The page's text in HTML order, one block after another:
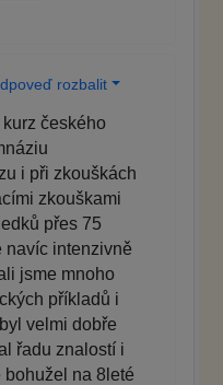
rozbalit
českého
i při zkouškách
zkouškami
přes 75
navíc intenzivně
jsme mnoho
příkladů i
velmi dobře
řadu znalostí i
bohužel na 8leté